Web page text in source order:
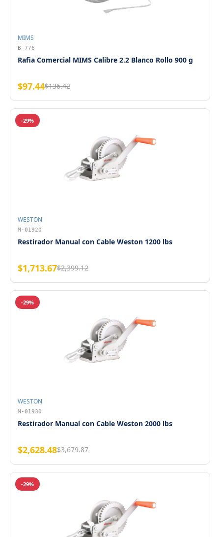
MIMS
B-776
Rafia Comercial MIMS Calibre 2.2 Blanco Rollo 900 g
$97.44$136.42
-29%
WESTON
M-01920
Restirador Manual con Cable Weston 1200 lbs
$1,713.67$2,399.12
-29%
WESTON
M-01930
Restirador Manual con Cable Weston 2000 lbs
$2,628.48$3,679.87
-29%